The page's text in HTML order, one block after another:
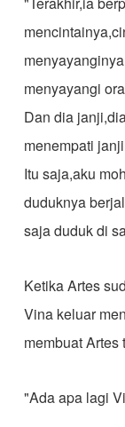
menyayangi
Dan dia
menempati
Itu saja,aku
duduknya
saja duduk di
Ketika Artes
Vina keluar
membuat Artes
"Ada apa lagi